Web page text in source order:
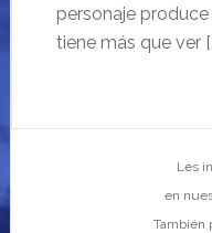
personaje
tiene más que ver
Les
en
También